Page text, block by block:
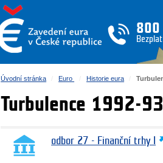
800
Úvodní stránka Euro Historie eura
Turbulence 1992-
odbor 27 - Finanční trhy I